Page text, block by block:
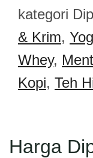
kategori
& Krim,
Whey,
Kopi, Teh
Harga